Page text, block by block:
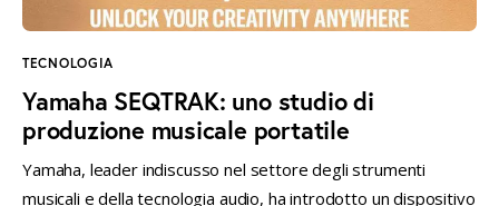
instagramm
threadstwitter-
x
rss
TECNOLOGIA
Yamaha SEQTRAK: uno studio di
produzione musicale portatile
Yamaha, leader indiscusso nel settore degli strumenti
musicali e della tecnologia audio, ha introdotto un dispositivo